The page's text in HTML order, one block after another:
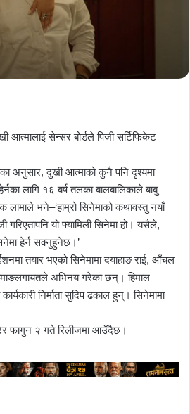
आत्मालाई सेन्सर बोर्डले पिजी सर्टिफिकेट
अनुसार, दुखी आत्माको कुनै पनि दृश्यमा
लागि १६ बर्ष तलका बालबालिकाले बाबु–
लामाले भने–‘हाम्रो सिनेमाको कथावस्तु नयाँ
यो फ्यामिली सिनेमा हो। यसैले,
हेर्न सक्नुहुनेछ।’
तयार भएको सिनेमामा दयाहाङ राई, आँचल
अभिनय गरेका छन्। हिमाल
निर्माता सुदिप ढकाल हुन्। सिनेमामा
फागुन २ गते रिलीजमा आउँदैछ।